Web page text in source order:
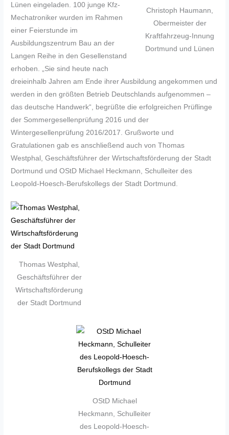
Christoph Haumann,
Obermeister der
Kraftfahrzeug-Innung
Dortmund und Lünen
Lünen eingeladen. 100 junge Kfz-
Mechatroniker wurden im Rahmen
einer Feierstunde im
Ausbildungszentrum Bau an der
Langen Reihe in den Gesellenstand
erhoben. „Sie sind heute nach
dreieinhalb Jahren am Ende ihrer Ausbildung angekommen und
werden in den größten Betrieb Deutschlands aufgenommen –
das deutsche Handwerk“, begrüßte die erfolgreichen Prüflinge
der Sommergesellenprüfung 2016 und der
Wintergesellenprüfung 2016/2017. Grußworte und
Gratulationen gab es anschließend auch von Thomas
Westphal, Geschäftsführer der Wirtschaftsförderung der Stadt
Dortmund und OStD Michael Heckmann, Schulleiter des
Leopold-Hoesch-Berufskollegs der Stadt Dortmund.
Thomas Westphal,
Geschäftsführer der
Wirtschaftsförderung
der Stadt Dortmund
OStD Michael
Heckmann, Schulleiter
des Leopold-Hoesch-